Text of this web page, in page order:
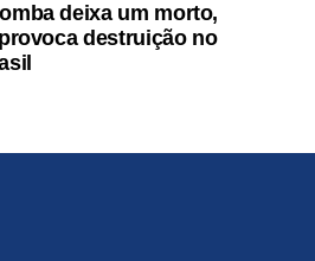
deixa um morto,
destruição no